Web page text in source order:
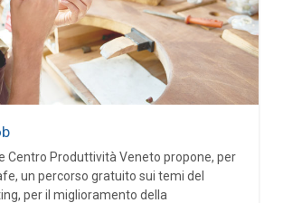
Centro Produttività Veneto propone, per
un percorso gratuito sui temi del
per il miglioramento della